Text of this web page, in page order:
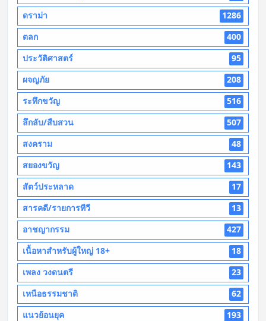
ดราม่า
1286
ตลก
400
ประวัติศาสตร์
95
ผจญภัย
208
ระทึกขวัญ
516
ลึกลับ/สืบสวน
507
สงคราม
48
สยองขวัญ
143
สัตว์ประหลาด
17
สารคดี/รายการทีวี
13
อาชญากรรม
427
เนื้อหาสำหรับผู้ใหญ่ 18+
18
เพลง วงดนตรี
23
เหนือธรรมชาติ
62
แนวย้อนยุค
193